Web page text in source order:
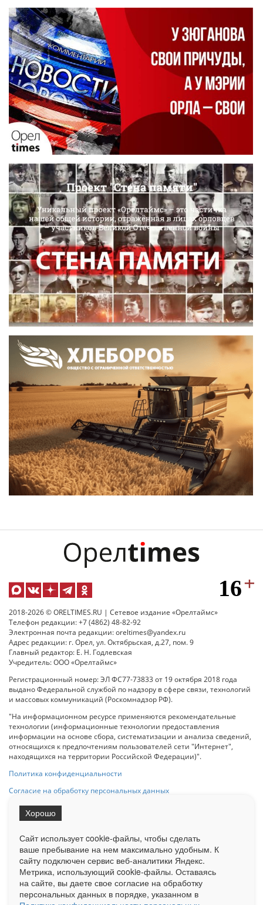
2018-2026 © ORELTIMES.RU | Сетевое издание «Орелтаймс»
Телефон редакции: +7 (4862) 48-82-92
Электронная почта редакции: oreltimes@yandex.ru
Адрес редакции: г. Орел, ул. Октябрьская, д.27, пом. 9
Главный редактор: Е. Н. Годлевская
Учредитель: ООО «Орелтаймс»
Регистрационный номер: ЭЛ ФС77-73833 от 19 октября 2018 года
выдано Федеральной службой по надзору в сфере связи, технологий
и массовых коммуникаций (Роскомнадзор РФ).
"На информационном ресурсе применяются рекомендательные
технологии (информационные технологии предоставления
информации на основе сбора, систематизации и анализа сведений,
относящихся к предпочтениям пользователей сети "Интернет",
находящихся на территории Российской Федерации)".
Политика конфиденциальности
Согласие на обработку персональных данных
на Сетевое издание «ОрелТаймс» обязательна.
Ограниченная статистика посещаемости доступна на сайте
Liveinternet.ru . Подробная статистика для рекламодателей по запросу
у менеджера.
Сайт использует cookie-файлы, чтобы сделать
ваше пребывание на нем максимально удобным. К
cайту подключен сервис веб-аналитики Яндекс.
Метрика, использующий cookie-файлы. Оставаясь
на сайте, вы даете свое согласие на обработку
персональных данных в порядке, указанном в
Хорошо